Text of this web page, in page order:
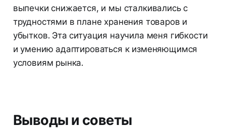
выпечки снижается, и мы сталкивались с
трудностями в плане хранения товаров и
убытков. Эта ситуация научила меня гибкости
и умению адаптироваться к изменяющимся
условиям рынка.
Выводы и советы